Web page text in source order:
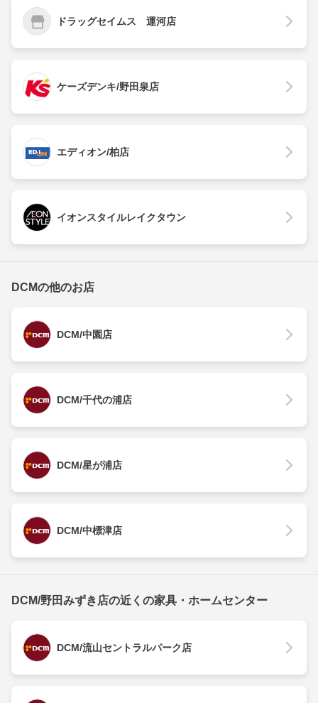
ドラッグセイムス 運河店
ケーズデンキ/野田泉店
エディオン/柏店
イオンスタイルレイクタウン
DCMの他のお店
DCM/中園店
DCM/千代の浦店
DCM/星が浦店
DCM/中標津店
DCM/野田みずき店の近くの家具・ホームセンター
DCM/流山セントラルパーク店